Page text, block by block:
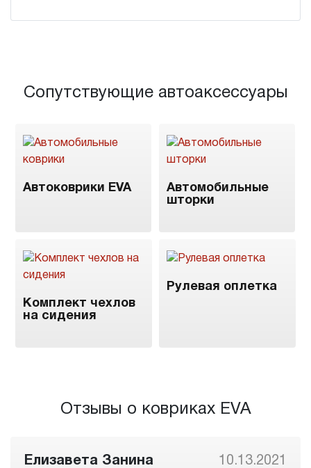
Сопутствующие автоаксессуары
Автоковрики EVA
Автомобильные
шторки
Комплект чехлов
на сидения
Рулевая оплетка
Отзывы о ковриках EVA
Елизавета Занина 10.13.2021